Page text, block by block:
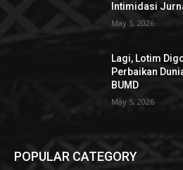
Intimidasi
May 5, 2026
Lagi, Lotim
Perbaikan
BUMD
May 5, 2026
POPULAR CATEGORY